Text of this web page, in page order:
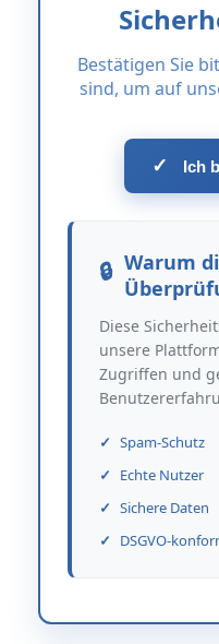
Bestätigen Sie
sind, um auf
✓ Ich
Warum
Diese
unsere
Zugriffen und
Spam-Schutz
Echte Nutzer
Sichere Daten
DSGVO-